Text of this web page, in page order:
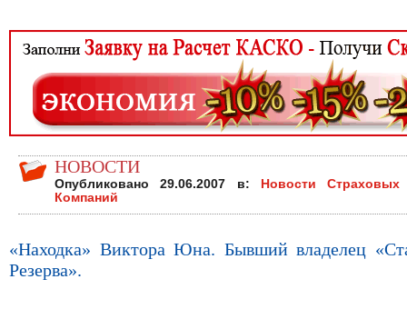
НОВОСТИ
Опубликовано 29.06.2007 в:
Новости Страховых
Компаний
«Находка» Виктора Юна. Бывший владелец
Резерва».